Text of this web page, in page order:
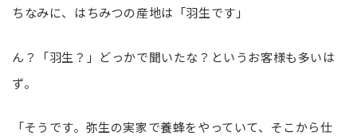
ちなみに、はちみつの産地は「羽生です」
ん？「羽生？」どっかで聞いたな？というお客様も多いは
ず。
「そうです。弥生の実家で養蜂をやっていて、そこから仕